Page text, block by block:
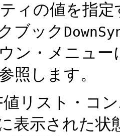
ィの値を指
ブック
ン・メニュ
照します。
値リスト・コ
表示された